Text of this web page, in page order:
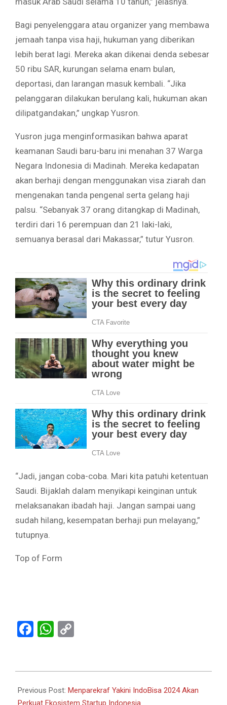
Bagi penyelenggara atau organizer yang membawa
jemaah tanpa visa haji, hukuman yang diberikan
lebih berat lagi. Mereka akan dikenai denda sebesar
50 ribu SAR, kurungan selama enam bulan,
deportasi, dan larangan masuk kembali. “Jika
pelanggaran dilakukan berulang kali, hukuman akan
dilipatgandakan,” ungkap Yusron.
Yusron juga menginformasikan bahwa aparat
keamanan Saudi baru-baru ini menahan 37 Warga
Negara Indonesia di Madinah. Mereka kedapatan
akan berhaji dengan menggunakan visa ziarah dan
mengenakan tanda pengenal serta gelang haji
palsu. “Sebanyak 37 orang ditangkap di Madinah,
terdiri dari 16 perempuan dan 21 laki-laki,
semuanya berasal dari Makassar,” tutur Yusron.
“Jadi, jangan coba-coba. Mari kita patuhi ketentuan
Saudi. Bijaklah dalam menyikapi keinginan untuk
melaksanakan ibadah haji. Jangan sampai uang
sudah hilang, kesempatan berhaji pun melayang,”
tutupnya.
Top of Form
Facebook
WhatsApp
06-
03
Previous Post: Menparekraf Yakini IndoBisa 2024 Akan
Perkuat Ekosistem Startup Indonesia